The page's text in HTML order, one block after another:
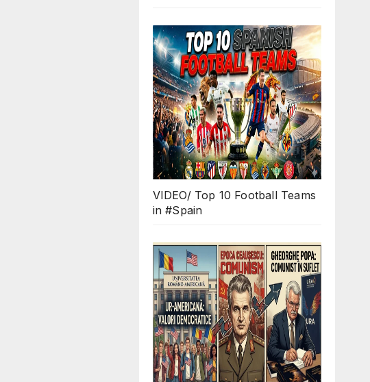
VIDEO/ Top 10 Football Teams
in #Spain